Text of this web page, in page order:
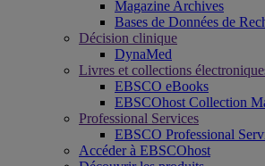
Magazine Archives
Bases de Données de
Décision clinique
DynaMed
Livres et collections
EBSCO eBooks
EBSCOhost Collection
Professional Services
EBSCO Professional
Accéder à EBSCOhost